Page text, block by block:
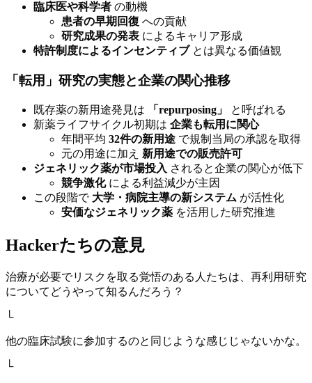
臨床医や科学者 の動機
患者の早期回復 への貢献
研究成果の発表 によるキャリア形成
特許制度によるインセンティブとは異なる価値観
「転用」研究の実態と企業の関心推移
既存薬の新用途発見は 「repurposing」
と呼ばれる
新薬ライフサイクル初期は 企業も転用に関心
年間平均 32件の新用途 で規制当局の承認を取得
元の用途に加え 新用途での販売許可
ジェネリック薬が市場投入 されると企業の関心が低下
競争激化による利益減少が主因
この段階で 大学・病院主導の新システム が活性化
安価なジェネリック薬 を活用した研究推進
Hackerたちの意見
治療が必要でリスクを取る覚悟のある人たちは、再利用研究
についてどうやって知るんだろう？
└
他の臨床試験に参加するのと同じような感じじゃないかな。
└